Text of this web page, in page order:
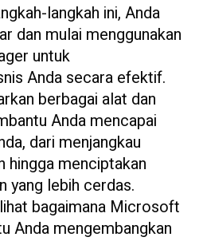
langkah ini, Anda
dan mulai menggunakan
untuk
Anda secara efektif.
berbagai alat dan
Anda mencapai
dari menjangkau
hingga menciptakan
yang lebih cerdas.
bagaimana Microsoft
Anda mengembangkan